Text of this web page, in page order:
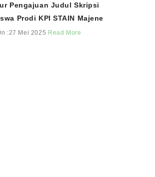
Pengajuan Judul Skripsi
Prodi KPI STAIN Majene
:27 Mei 2025 Read More